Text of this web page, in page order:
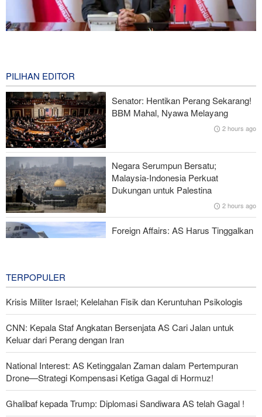
Araghchi kepada Negara Tetangga: Kini Saatnya Andalkan Diri
Sendiri dan Jalin Persaudaraan Sejati
CNN: Kepala Staf Angkatan Bersenjata AS Cari Jalan untuk
Keluar dari Perang dengan Iran
Rencana Bom ISIS di Area Sayidah Zainab Damaskus
Digagalkan
IRGC: Pengakuan Media Asing atas Kekalahan Trump Hasil
Perjuangan Media Revolusioner
PILIHAN EDITOR
Senator: Hentikan Perang Sekarang!
BBM Mahal, Nyawa Melayang
2 hours ago
Negara Serumpun Bersatu;
Malaysia-Indonesia Perkuat
Dukungan untuk Palestina
2 hours ago
Foreign Affairs: AS Harus Tinggalkan
TERPOPULER
Krisis Militer Israel; Kelelahan Fisik dan Keruntuhan Psikologis
CNN: Kepala Staf Angkatan Bersenjata AS Cari Jalan untuk
Keluar dari Perang dengan Iran
National Interest: AS Ketinggalan Zaman dalam Pertempuran
Drone—Strategi Kompensasi Ketiga Gagal di Hormuz!
Ghalibaf kepada Trump: Diplomasi Sandiwara AS telah Gagal !